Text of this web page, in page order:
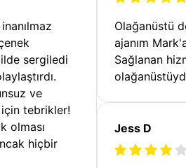
sergiledi
ve
tebrikler!
olması
hiçbir
Olağanüstü
ajanım
Sağlanan
Jess D